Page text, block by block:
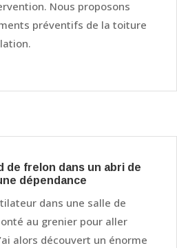
Nous proposons
préventifs de la toiture
de frelon dans un abri de
dépendance
dans une salle de
au grenier pour aller
alors découvert un énorme